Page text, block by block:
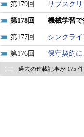
179 サブスク
178 機械学習
177 シンクラ
176 保守契約
過去の連載記事が 175